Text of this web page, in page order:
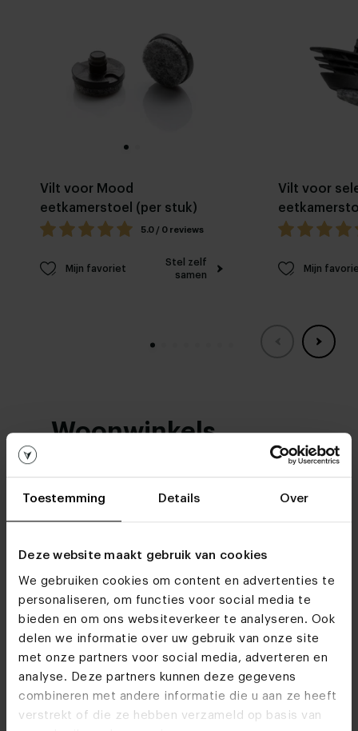
Toestemming Details Over
Deze website maakt gebruik van cookies
We gebruiken cookies om content en advertenties te
personaliseren, om functies voor social media te
bieden en om ons websiteverkeer te analyseren. Ook
delen we informatie over uw gebruik van onze site
met onze partners voor social media, adverteren en
analyse. Deze partners kunnen deze gegevens
combineren met andere informatie die u aan ze heeft
verstrekt of die ze hebben verzameld op basis van
Vilt voor Mood
eetkamerstoel (per stuk)
5.0 / 0 reviews
Mijn favoriet
Stel zelf
samen
Vilt voor
Mijn
Woonwinkels